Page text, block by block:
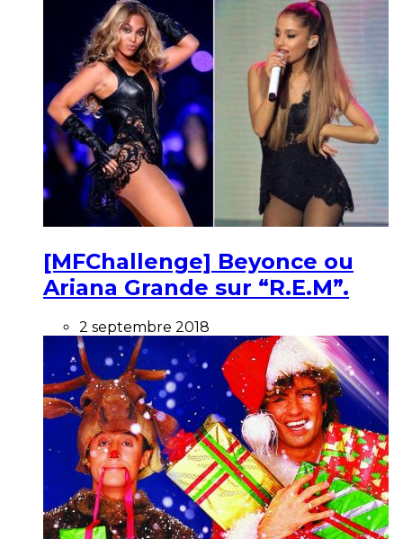
[MFChallenge] Beyonce ou
Ariana Grande sur “R.E.M”.
2 septembre 2018